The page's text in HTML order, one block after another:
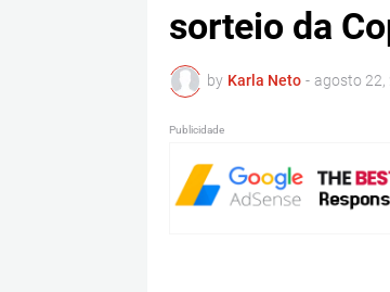
sorteio da
by Karla Neto - agosto 22,
Publicidade